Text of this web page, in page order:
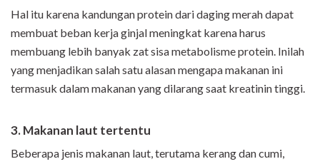
Hal itu karena kandungan protein dari daging merah dapat
membuat beban kerja ginjal meningkat karena harus
membuang lebih banyak zat sisa metabolisme protein. Inilah
yang menjadikan salah satu alasan mengapa makanan ini
termasuk dalam makanan yang dilarang saat kreatinin tinggi.
3. Makanan laut tertentu
Beberapa jenis makanan laut, terutama kerang dan cumi,